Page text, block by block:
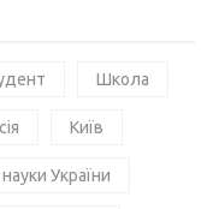
Школа
Київ
України